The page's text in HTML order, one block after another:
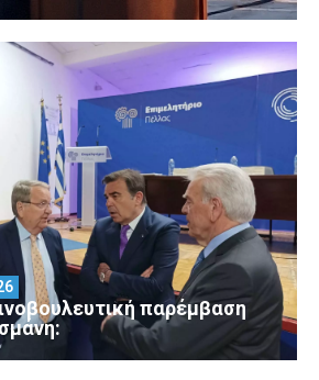
παρέμβαση